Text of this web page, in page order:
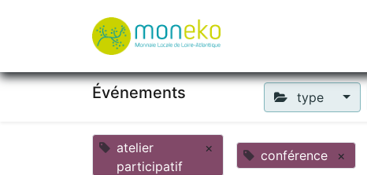
Événements type
atelier
participatif
× conférence ×